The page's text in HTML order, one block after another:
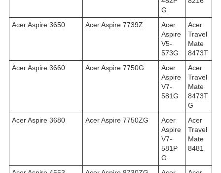
G
Acer Aspire 3650 Acer Aspire 7739Z
Acer
Aspire
V5-
573G
Acer
Travel
Mate
8473T
Acer Aspire 3660
Acer Aspire 7750G
Acer
Aspire
V7-
581G
Acer
Travel
Mate
8473T
G
Acer Aspire 3680
Acer Aspire 7750ZG
Acer
Aspire
V7-
581P
G
Acer
Travel
Mate
8481